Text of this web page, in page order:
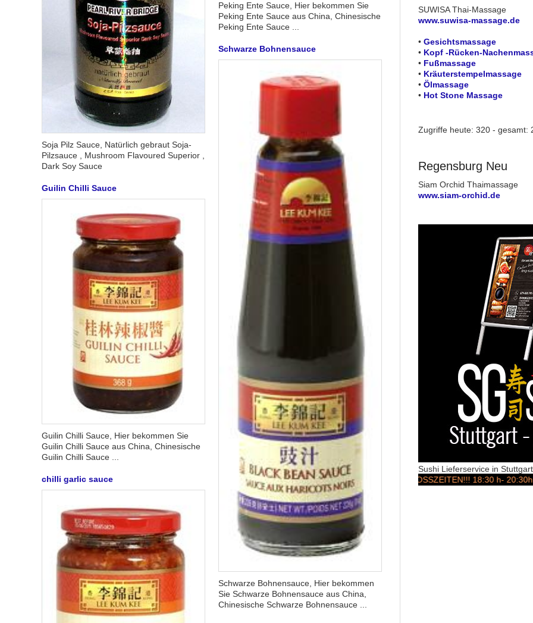
Soja Pilz Sauce, Natürlich gebraut Soja-
Pilzsauce , Mushroom Flavoured Superior ,
Dark Soy Sauce
Guilin Chilli Sauce
Guilin Chilli Sauce, Hier bekommen Sie
Guilin Chilli Sauce aus China, Chinesische
Guilin Chilli Sauce ...
chilli garlic sauce
Peking Ente Sauce, Hier bekommen Sie
Peking Ente Sauce aus China, Chinesische
Peking Ente Sauce ...
Schwarze Bohnensauce
Schwarze Bohnensauce, Hier bekommen
Sie Schwarze Bohnensauce aus China,
Chinesische Schwarze Bohnensauce ...
SUWISA Thai-Massage
www.suwisa-massage.de
• Gesichtsmassage
• Kopf -Rücken-
• Fußmassage
• Kräuterstempelmassage
• Ölmassage
• Hot Stone Massage
Zugriffe heute: 320 - gesamt:
Regensburg Neu
Siam Orchid Thaimassage
www.siam-orchid.de
Sushi Lieferservice in
STOSSZEITEN!!! 18:30 h- 20:30h!!!